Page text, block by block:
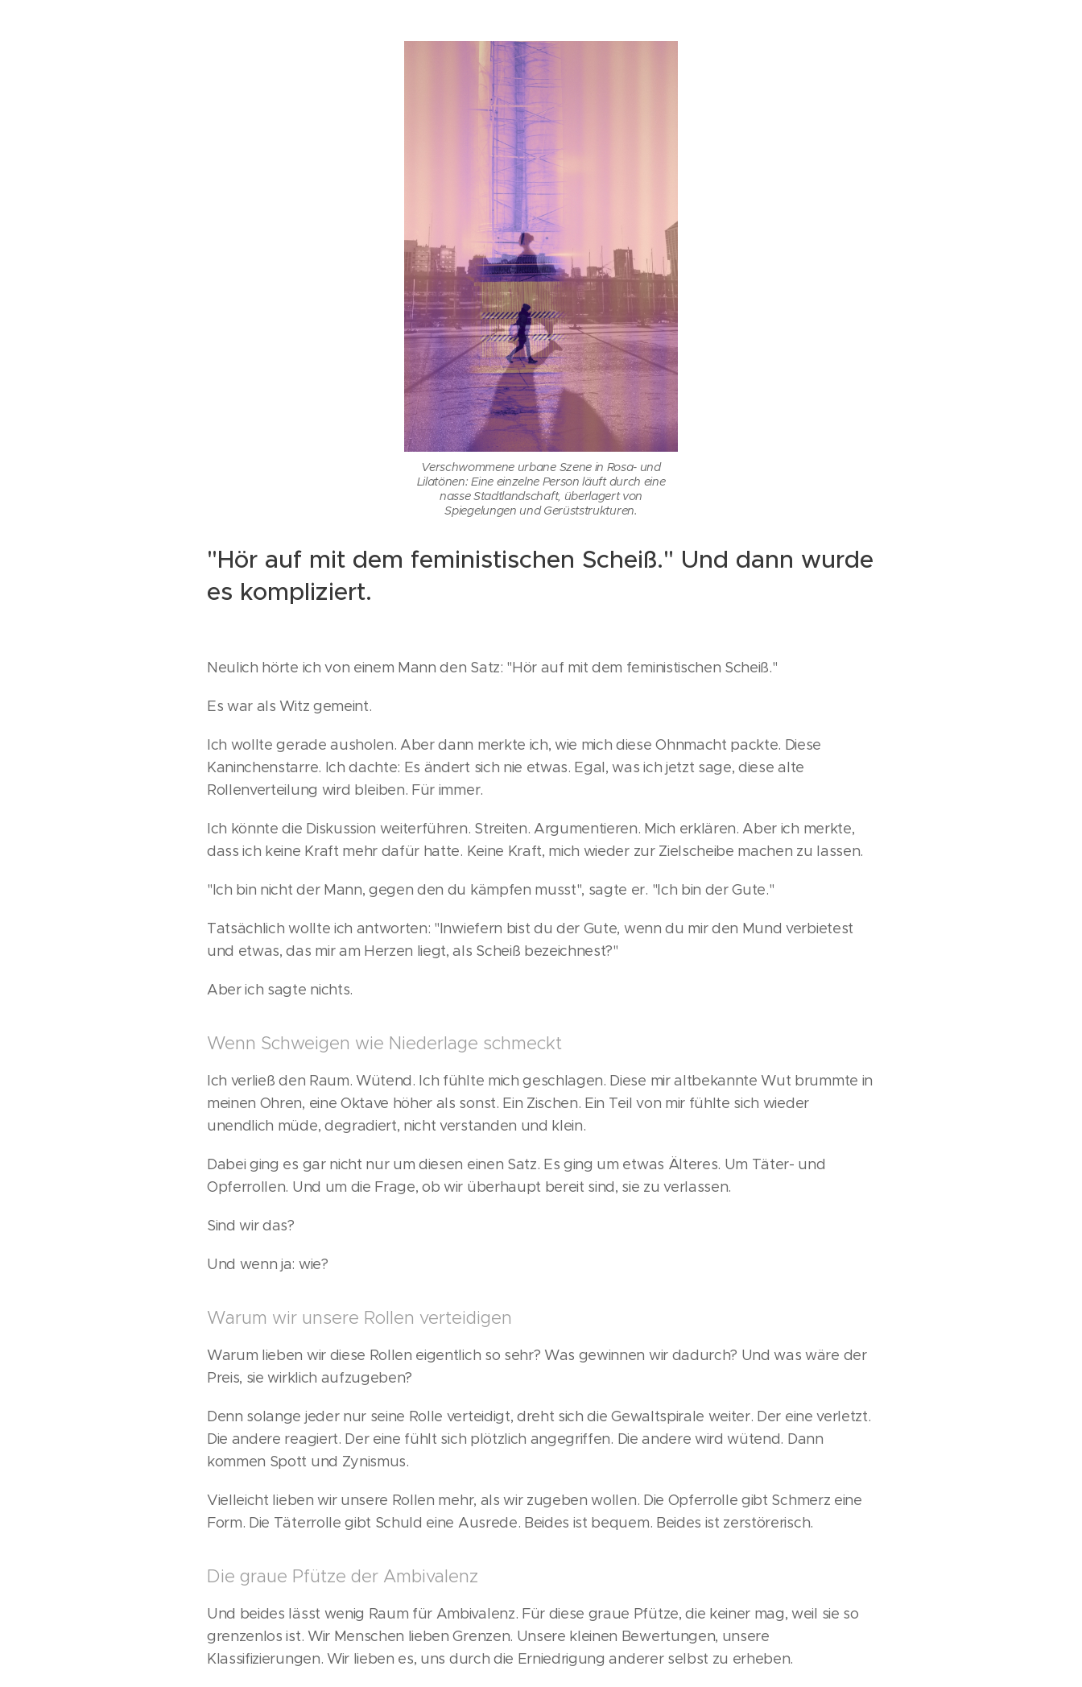
Verschwommene urbane Szene in Rosa- und
Lilatönen: Eine einzelne Person läuft durch eine
nasse Stadtlandschaft, überlagert von
Spiegelungen und Gerüststrukturen.
"Hör auf mit dem feministischen Scheiß." Und dann wurde
es kompliziert.
Neulich hörte ich von einem Mann den Satz: "Hör auf mit dem feministischen Scheiß."
Es war als Witz gemeint.
Ich wollte gerade ausholen. Aber dann merkte ich, wie mich diese Ohnmacht packte. Diese
Kaninchenstarre. Ich dachte: Es ändert sich nie etwas. Egal, was ich jetzt sage, diese alte
Rollenverteilung wird bleiben. Für immer.
Ich könnte die Diskussion weiterführen. Streiten. Argumentieren. Mich erklären. Aber ich merkte,
dass ich keine Kraft mehr dafür hatte. Keine Kraft, mich wieder zur Zielscheibe machen zu lassen.
"Ich bin nicht der Mann, gegen den du kämpfen musst", sagte er. "Ich bin der Gute."
Tatsächlich wollte ich antworten: "Inwiefern bist du der Gute, wenn du mir den Mund verbietest
und etwas, das mir am Herzen liegt, als Scheiß bezeichnest?"
Aber ich sagte nichts.
Wenn Schweigen wie Niederlage schmeckt
Ich verließ den Raum. Wütend. Ich fühlte mich geschlagen. Diese mir altbekannte Wut brummte in
meinen Ohren, eine Oktave höher als sonst. Ein Zischen. Ein Teil von mir fühlte sich wieder
unendlich müde, degradiert, nicht verstanden und klein.
Dabei ging es gar nicht nur um diesen einen Satz. Es ging um etwas Älteres. Um Täter- und
Opferrollen. Und um die Frage, ob wir überhaupt bereit sind, sie zu verlassen.
Sind wir das?
Und wenn ja: wie?
Warum wir unsere Rollen verteidigen
Warum lieben wir diese Rollen eigentlich so sehr? Was gewinnen wir dadurch? Und was wäre der
Preis, sie wirklich aufzugeben?
Denn solange jeder nur seine Rolle verteidigt, dreht sich die Gewaltspirale weiter. Der eine verletzt.
Die andere reagiert. Der eine fühlt sich plötzlich angegriffen. Die andere wird wütend. Dann
kommen Spott und Zynismus.
Vielleicht lieben wir unsere Rollen mehr, als wir zugeben wollen. Die Opferrolle gibt Schmerz eine
Form. Die Täterrolle gibt Schuld eine Ausrede. Beides ist bequem. Beides ist zerstörerisch.
Die graue Pfütze der Ambivalenz
Und beides lässt wenig Raum für Ambivalenz. Für diese graue Pfütze, die keiner mag, weil sie so
grenzenlos ist. Wir Menschen lieben Grenzen. Unsere kleinen Bewertungen, unsere
Klassifizierungen. Wir lieben es, uns durch die Erniedrigung anderer selbst zu erheben.